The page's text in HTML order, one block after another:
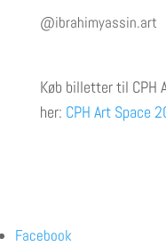
@ibrahimyassin.art
Køb billetter til CPH
her: CPH Art Space
Facebook